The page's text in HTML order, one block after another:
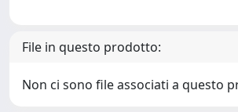
File in questo prodotto:
Non ci sono file associati a questo